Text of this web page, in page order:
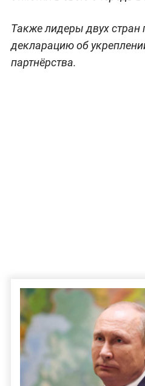
Также лидеры двух стран
декларацию об
партнёрства.